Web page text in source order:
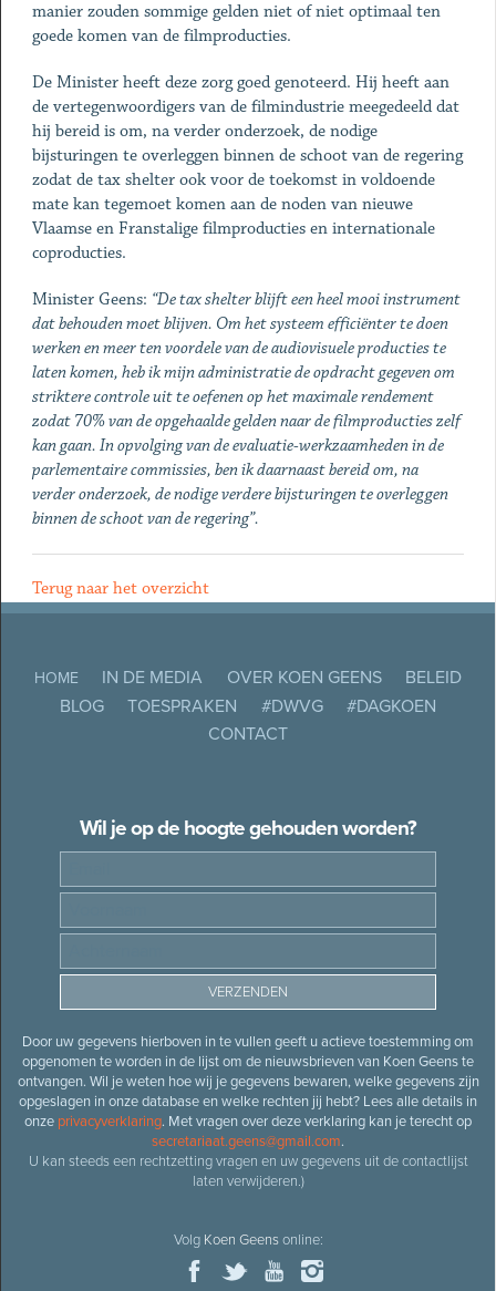
manier zouden sommige gelden niet of niet optimaal ten
goede komen van de filmproducties.
De Minister heeft deze zorg goed genoteerd. Hij heeft aan
de vertegenwoordigers van de filmindustrie meegedeeld dat
hij bereid is om, na verder onderzoek, de nodige
bijsturingen te overleggen binnen de schoot van de regering
zodat de tax shelter ook voor de toekomst in voldoende
mate kan tegemoet komen aan de noden van nieuwe
Vlaamse en Franstalige filmproducties en internationale
coproducties.
Minister Geens: “De tax shelter blijft een heel mooi instrument
dat behouden moet blijven. Om het systeem efficiënter te doen
werken en meer ten voordele van de audiovisuele producties te
laten komen, heb ik mijn administratie de opdracht gegeven om
striktere controle uit te oefenen op het maximale rendement
zodat 70% van de opgehaalde gelden naar de filmproducties zelf
kan gaan. In opvolging van de evaluatie-werkzaamheden in de
parlementaire commissies, ben ik daarnaast bereid om, na
verder onderzoek, de nodige verdere bijsturingen te overleggen
binnen de schoot van de regering”.
Terug naar het overzicht
HOME IN DE MEDIA OVER KOEN GEENS
BELEID
BLOG
TOESPRAKEN #DWVG
#DAGKOEN
CONTACT
Wil je op de hoogte gehouden worden?
Door uw gegevens hierboven in te vullen geeft u actieve toestemming om
opgenomen te worden in de lijst om de nieuwsbrieven van Koen Geens te
ontvangen. Wil je weten hoe wij je gegevens bewaren, welke gegevens zijn
opgeslagen in onze database en welke rechten jij hebt? Lees alle details in
onze privacyverklaring. Met vragen over deze verklaring kan je terecht op
secretariaat.geens@gmail.com.
U kan steeds een rechtzetting vragen en uw gegevens uit de contactlijst
laten verwijderen.)
Volg Koen Geensonline: